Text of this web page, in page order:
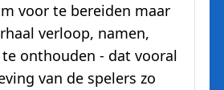
voor te bereiden maar
verloop, namen,
onthouden - dat vooral
van de spelers zo